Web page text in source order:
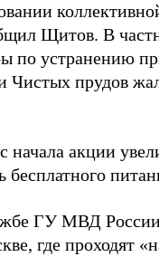
Щитов. В
по устранению
прудов
начала акции
бесплатного
ГУ МВД
где проходят